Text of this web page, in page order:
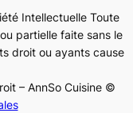
Intellectuelle Toute
partielle faite sans le
droit ou ayants cause
– AnnSo Cuisine ©